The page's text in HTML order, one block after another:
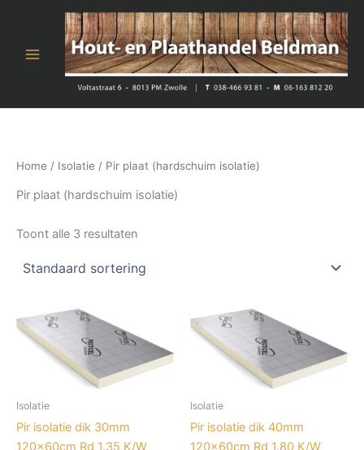
Home / Isolatie / Pir plaat (hardschuim isolatie)
Pir plaat (hardschuim isolatie)
Toont alle 3 resultaten
Isolatie
Pir isolatie dik 30mm
120x60cm Rd 1.35 K/W
Isolatie
Pir isolatie dik 40mm
120x60cm Rd 1.80 K/W